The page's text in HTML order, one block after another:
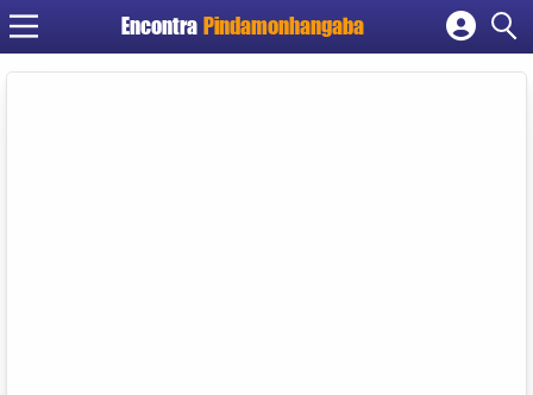
Encontra Pindamonhangaba
Cadastrar empresa